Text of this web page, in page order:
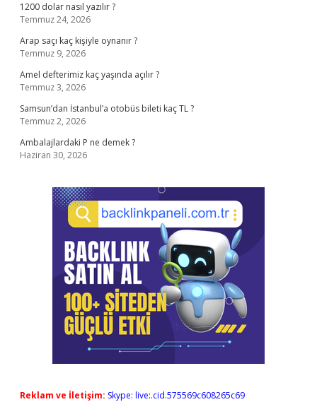
1200 dolar nasıl yazılır ?
Temmuz 24, 2026
Arap saçı kaç kişiyle oynanır ?
Temmuz 9, 2026
Amel defterimiz kaç yaşında açılır ?
Temmuz 3, 2026
Samsun’dan İstanbul’a otobüs bileti kaç TL ?
Temmuz 2, 2026
Ambalajlardaki P ne demek ?
Haziran 30, 2026
Reklam ve İletişim: Skype: live:.cid.575569c608265c69